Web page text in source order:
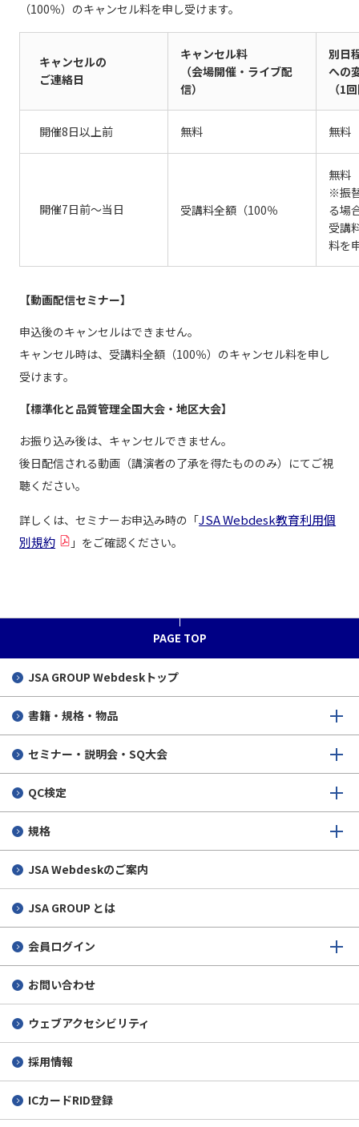
（100％）のキャンセル料を申し受けます。
キャンセルの
ご連絡日
キャンセル料
（会場開催・ライブ配
信）
別日
への
（1
開催8日以上前 無料 無料
開催7日前～当日 受講料全額（100％
無料
※振
る場
受講
料を
【動画配信セミナー】
申込後のキャンセルはできません。
キャンセル時は、受講料全額（100％）のキャンセル料を申し
受けます。
【標準化と品質管理全国大会・地区大会】
お振り込み後は、キャンセルできません。
後日配信される動画（講演者の了承を得たもののみ）にてご視
聴ください。
詳しくは、セミナーお申込み時の「JSA Webdesk教育利用個
別規約
」をご確認ください。
PAGE TOP
JSA GROUP Webdeskトップ
書籍・規格・物品
セミナー・説明会・SQ大会
QC検定
規格
JSA Webdeskのご案内
JSA GROUP とは
会員ログイン
お問い合わせ
ウェブアクセシビリティ
採用情報
ICカードRID登録